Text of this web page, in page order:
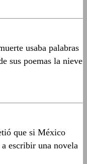
usaba palabras
sus poemas la nieve
que si México
escribir una novela